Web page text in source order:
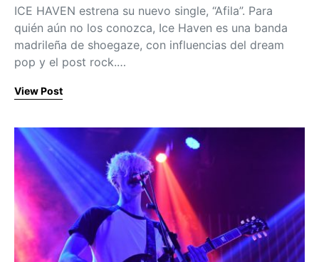
ICE HAVEN estrena su nuevo single, “Afila”. Para
quién aún no los conozca, Ice Haven es una banda
madrileña de shoegaze, con influencias del dream
pop y el post rock.…
View Post